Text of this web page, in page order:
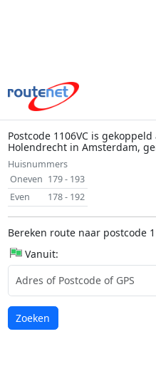
Postcode 1106VC is
Holendrecht in Amsterdam,
Huisnummers
Oneven 179 - 193
Even
178 - 192
Bereken route naar postcode
Vanuit:
Laden...
Zoeken